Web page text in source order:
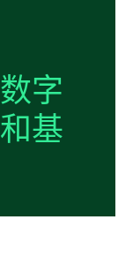
数字
和基